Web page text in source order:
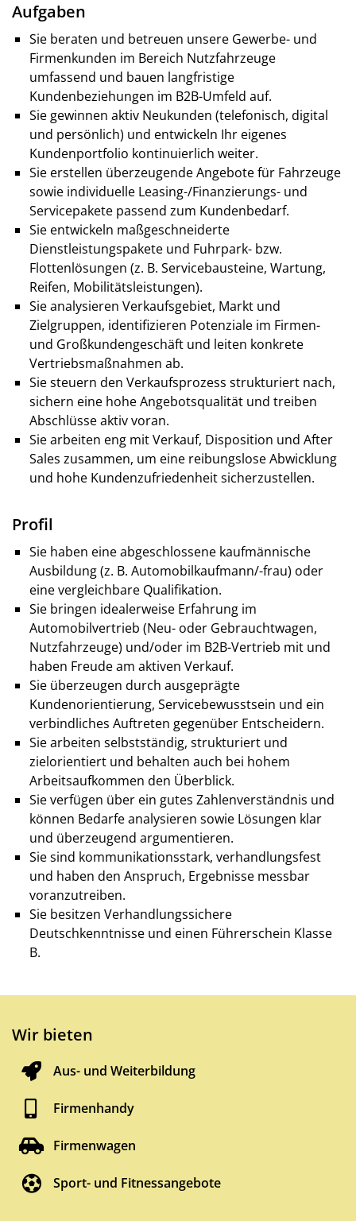
Aufgaben
Sie beraten und betreuen unsere Gewerbe- und
Firmenkunden im Bereich Nutzfahrzeuge
umfassend und bauen langfristige
Kundenbeziehungen im B2B-Umfeld auf.
Sie gewinnen aktiv Neukunden (telefonisch, digital
und persönlich) und entwickeln Ihr eigenes
Kundenportfolio kontinuierlich weiter.
Sie erstellen überzeugende Angebote für Fahrzeuge
sowie individuelle Leasing-/Finanzierungs- und
Servicepakete passend zum Kundenbedarf.
Sie entwickeln maßgeschneiderte
Dienstleistungspakete und Fuhrpark- bzw.
Flottenlösungen (z. B. Servicebausteine, Wartung,
Reifen, Mobilitätsleistungen).
Sie analysieren Verkaufsgebiet, Markt und
Zielgruppen, identifizieren Potenziale im Firmen-
und Großkundengeschäft und leiten konkrete
Vertriebsmaßnahmen ab.
Sie steuern den Verkaufsprozess strukturiert nach,
sichern eine hohe Angebotsqualität und treiben
Abschlüsse aktiv voran.
Sie arbeiten eng mit Verkauf, Disposition und After
Sales zusammen, um eine reibungslose Abwicklung
und hohe Kundenzufriedenheit sicherzustellen.
Profil
Sie haben eine abgeschlossene kaufmännische
Ausbildung (z. B. Automobilkaufmann/-frau) oder
eine vergleichbare Qualifikation.
Sie bringen idealerweise Erfahrung im
Automobilvertrieb (Neu- oder Gebrauchtwagen,
Nutzfahrzeuge) und/oder im B2B-Vertrieb mit und
haben Freude am aktiven Verkauf.
Sie überzeugen durch ausgeprägte
Kundenorientierung, Servicebewusstsein und ein
verbindliches Auftreten gegenüber Entscheidern.
Sie arbeiten selbstständig, strukturiert und
zielorientiert und behalten auch bei hohem
Arbeitsaufkommen den Überblick.
Sie verfügen über ein gutes Zahlenverständnis und
können Bedarfe analysieren sowie Lösungen klar
und überzeugend argumentieren.
Sie sind kommunikationsstark, verhandlungsfest
und haben den Anspruch, Ergebnisse messbar
voranzutreiben.
Sie besitzen Verhandlungssichere
Deutschkenntnisse und einen Führerschein Klasse
B.
Wir bieten
Aus- und Weiterbildung
Firmenhandy
Firmenwagen
Sport- und Fitnessangebote